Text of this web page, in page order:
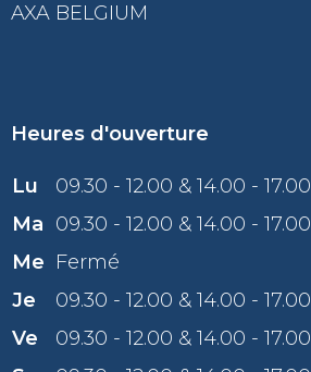
AXA BELGIUM
Heures d'ouverture
Lu
09.30 - 12.00 & 14.00 - 17.00
Ma 09.30 - 12.00 & 14.00 - 17.00
Me Fermé
Je
09.30 - 12.00 & 14.00 - 17.00
Ve
09.30 - 12.00 & 14.00 - 17.00